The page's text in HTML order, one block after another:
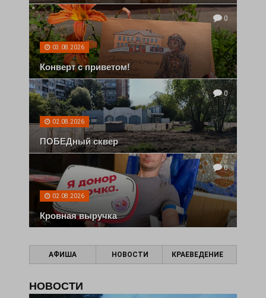
0
03.08.2026
Конверт с приветом!
0
02.08.2026
ПОБЕДный сквер
0
02.08.2026
Кровная выручка
АФИША НОВОСТИ КРАЕВЕДЕНИЕ
НОВОСТИ